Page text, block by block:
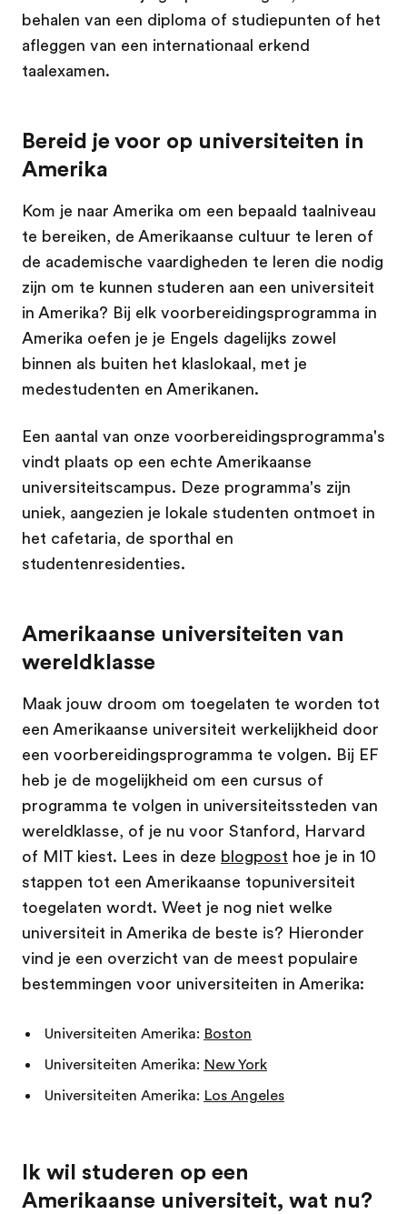
behalen van een diploma of studiepunten of het
afleggen van een internationaal erkend
taalexamen.
Bereid je voor op universiteiten in
Amerika
Kom je naar Amerika om een bepaald taalniveau
te bereiken, de Amerikaanse cultuur te leren of
de academische vaardigheden te leren die nodig
zijn om te kunnen studeren aan een universiteit
in Amerika? Bij elk voorbereidingsprogramma in
Amerika oefen je je Engels dagelijks zowel
binnen als buiten het klaslokaal, met je
medestudenten en Amerikanen.
Een aantal van onze voorbereidingsprogramma's
vindt plaats op een echte Amerikaanse
universiteitscampus. Deze programma's zijn
uniek, aangezien je lokale studenten ontmoet in
het cafetaria, de sporthal en
studentenresidenties.
Amerikaanse universiteiten van
wereldklasse
Maak jouw droom om toegelaten te worden tot
een Amerikaanse universiteit werkelijkheid door
een voorbereidingsprogramma te volgen. Bij EF
heb je de mogelijkheid om een cursus of
programma te volgen in universiteitssteden van
wereldklasse, of je nu voor Stanford, Harvard
of MIT kiest. Lees in deze blogpost hoe je in 10
stappen tot een Amerikaanse topuniversiteit
toegelaten wordt. Weet je nog niet welke
universiteit in Amerika de beste is? Hieronder
vind je een overzicht van de meest populaire
bestemmingen voor universiteiten in Amerika:
Universiteiten Amerika: Boston
Universiteiten Amerika: New York
Universiteiten Amerika: Los Angeles
Ik wil studeren op een
Amerikaanse universiteit, wat nu?